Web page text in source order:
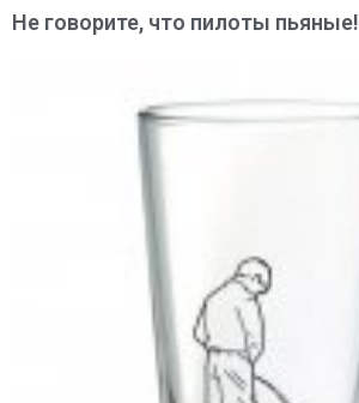
Не говорите, что пилоты пьяные!